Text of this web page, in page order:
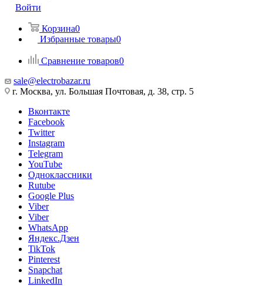
Войти
Корзина0
Избранные товары0
Сравнение товаров0
sale@electrobazar.ru
г. Москва, ул. Большая Почтовая, д. 38, стр. 5
Вконтакте
Facebook
Twitter
Instagram
Telegram
YouTube
Одноклассники
Rutube
Google Plus
Viber
Viber
WhatsApp
Яндекс.Дзен
TikTok
Pinterest
Snapchat
LinkedIn